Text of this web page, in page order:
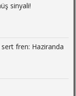
sinyali!
fren: Haziranda